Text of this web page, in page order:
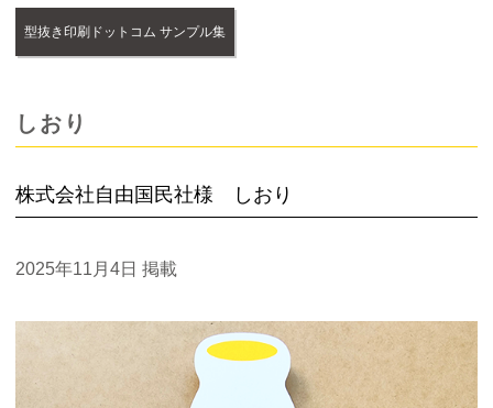
型抜き印刷ドットコム サンプル集
しおり
株式会社自由国民社様 しおり
2025年11月4日 掲載